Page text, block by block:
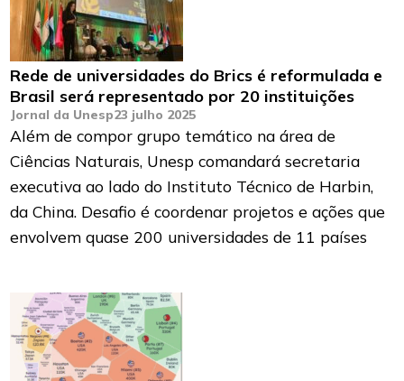
Rede de universidades do Brics é reformulada e
Brasil será representado por 20 instituições
Jornal da Unesp23 julho 2025
Além de compor grupo temático na área de
Ciências Naturais, Unesp comandará secretaria
executiva ao lado do Instituto Técnico de Harbin,
da China. Desafio é coordenar projetos e ações que
envolvem quase 200 universidades de 11 países